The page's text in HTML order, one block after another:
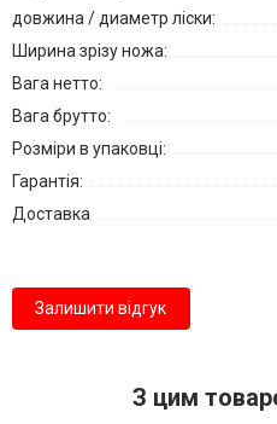
довжина / диаметр ліски:
Ширина зрізу ножа:
Вага нетто:
Вага брутто:
Розміри в упаковці:
Гарантія:
Доставка
Залишити відгук
З цим